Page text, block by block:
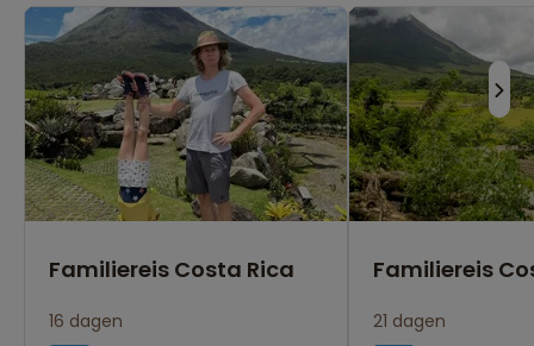
Familiereis Costa Rica
16 dagen
Familiereis
21 dagen